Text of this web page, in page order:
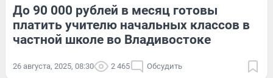
До 90 000 рублей в месяц готовы
платить учителю начальных классов в
частной школе во Владивостоке
26 августа, 2025, 08:30 2 465 Обсудить